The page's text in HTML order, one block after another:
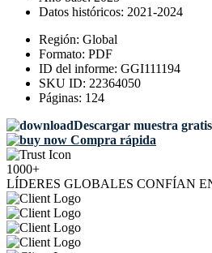
Datos históricos: 2021-2024
Región: Global
Formato: PDF
ID del informe: GGI111194
SKU ID: 22364050
Páginas: 124
Descargar muestra gratis
Compra rápida
1000+
LÍDERES GLOBALES CONFÍAN